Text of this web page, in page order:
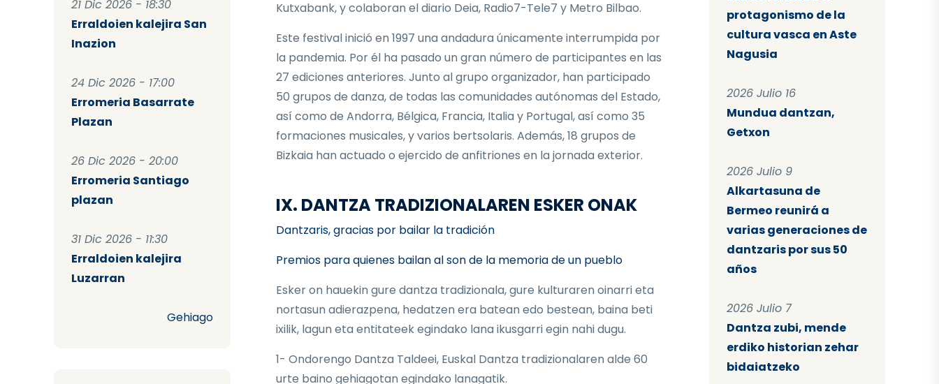
21 Dic 2026 - 18:30
Erraldoien kalejira San
Inazion
24 Dic 2026 - 17:00
Erromeria Basarrate
Plazan
26 Dic 2026 - 20:00
Erromeria Santiago
plazan
31 Dic 2026 - 11:30
Erraldoien kalejira
Luzarran
Gehiago
Kutxabank, y colaboran el diario Deia, Radio7-Tele7 y Metro Bilbao.
Este festival inició en 1997 una andadura únicamente interrumpida por
la pandemia. Por él ha pasado un gran número de participantes en las
27 ediciones anteriores. Junto al grupo organizador, han participado
50 grupos de danza, de todas las comunidades autónomas del Estado,
así como de Andorra, Bélgica, Francia, Italia y Portugal, así como 35
formaciones musicales, y varios bertsolaris. Además, 18 grupos de
Bizkaia han actuado o ejercido de anfitriones en la jornada exterior.
IX. DANTZA TRADIZIONALAREN ESKER ONAK
Dantzaris, gracias por bailar la tradición
Premios para quienes bailan al son de la memoria de un pueblo
Esker on hauekin gure dantza tradizionala, gure kulturaren oinarri eta
nortasun adierazpena, hedatzen era batean edo bestean, baina beti
ixilik, lagun eta entitateek egindako lana ikusgarri egin nahi dugu.
1- Ondorengo Dantza Taldeei, Euskal Dantza tradizionalaren alde 60
urte baino gehiagotan egindako lanagatik.
protagonismo de la
cultura vasca en Aste
Nagusia
2026 Julio 16
Mundua dantzan,
Getxon
2026 Julio 9
Alkartasuna de
Bermeo reunirá a
varias generaciones de
dantzaris por sus 50
años
2026 Julio 7
Dantza zubi, mende
erdiko historian zehar
bidaiatzeko